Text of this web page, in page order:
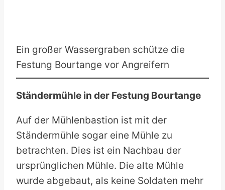
Ein großer Wassergraben schütze die
Festung Bourtange vor Angreifern
Ständermühle in der Festung Bourtange
Auf der Mühlenbastion ist mit der
Ständermühle sogar eine Mühle zu
betrachten. Dies ist ein Nachbau der
ursprünglichen Mühle. Die alte Mühle
wurde abgebaut, als keine Soldaten mehr